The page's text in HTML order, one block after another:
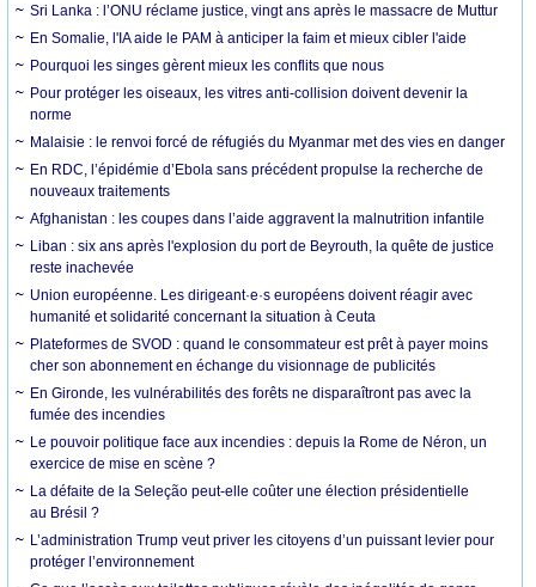
Sri Lanka : l’ONU réclame justice, vingt ans après le massacre de Muttur
En Somalie, l'IA aide le PAM à anticiper la faim et mieux cibler l'aide
Pourquoi les singes gèrent mieux les conflits que nous
Pour protéger les oiseaux, les vitres anti-collision doivent devenir la
norme
Malaisie : le renvoi forcé de réfugiés du Myanmar met des vies en danger
En RDC, l’épidémie d’Ebola sans précédent propulse la recherche de
nouveaux traitements
Afghanistan : les coupes dans l’aide aggravent la malnutrition infantile
Liban : six ans après l'explosion du port de Beyrouth, la quête de justice
reste inachevée
Union européenne. Les dirigeant·e·s européens doivent réagir avec
humanité et solidarité concernant la situation à Ceuta
Plateformes de SVOD : quand le consommateur est prêt à payer moins
cher son abonnement en échange du visionnage de publicités
En Gironde, les vulnérabilités des forêts ne disparaîtront pas avec la
fumée des incendies
Le pouvoir politique face aux incendies : depuis la Rome de Néron, un
exercice de mise en scène ?
La défaite de la Seleção peut-elle coûter une élection présidentielle
au Brésil ?
L’administration Trump veut priver les citoyens d’un puissant levier pour
protéger l’environnement